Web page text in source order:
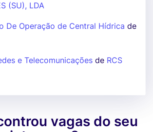
(SU), LDA
De Operação de Central Hídrica de
e Telecomunicações de RCS
vagas do seu